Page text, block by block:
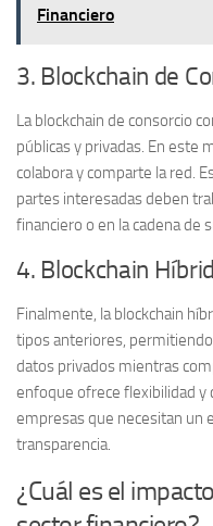
Financiero
3. Blockchain de
Lablockchain de consorcio
públicas y privadas. En este
colabora y comparte la red.
partes interesadas deben
financiero o en la cadena de
4. Blockchain
Finalmente, lablockchain
tipos anteriores,
datos privados mientras
enfoque ofrece flexibilidad y
empresas que necesitan un
transparencia.
¿Cuál es el